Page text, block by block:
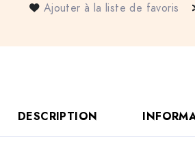
Ajouter à la liste de favoris
DESCRIPTION